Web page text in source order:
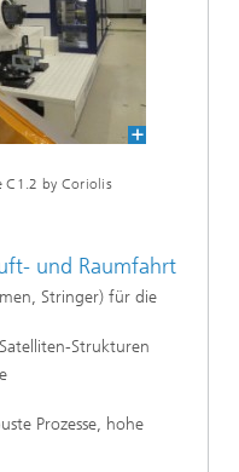
C1.2 by Coriolis
und Raumfahrt
Stringer) für die
Strukturen
Prozesse, hohe